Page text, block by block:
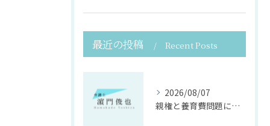
最近の投稿 Recent Posts
2026/08/07
親権と養育費問題に寄り添う法律支援